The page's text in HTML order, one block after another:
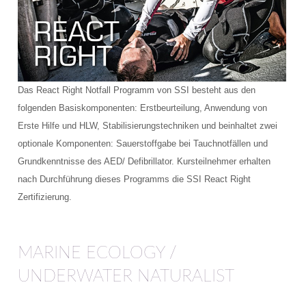
Das React Right Notfall Programm von SSI besteht aus den
folgenden Basiskomponenten: Erstbeurteilung, Anwendung von
Erste Hilfe und HLW, Stabilisierungstechniken und beinhaltet zwei
optionale Komponenten: Sauerstoffgabe bei Tauchnotfällen und
Grundkenntnisse des AED/ Defibrillator. Kursteilnehmer erhalten
nach Durchführung dieses Programms die SSI React Right
Zertifizierung.
MARINE ECOLOGY /
UNDERWATER NATURALIST